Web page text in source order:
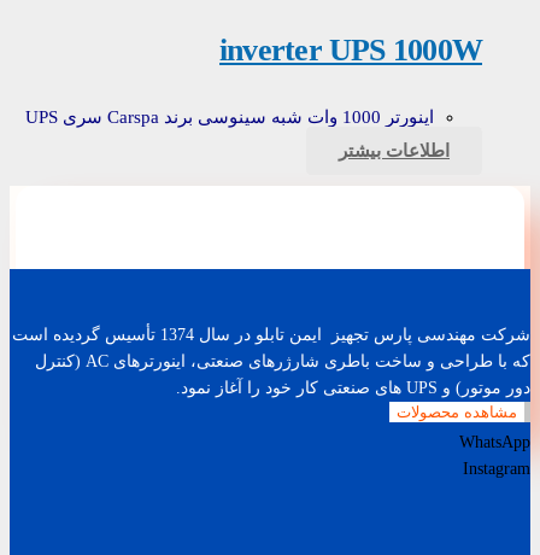
inverter UPS 1000W
اینورتر 1000 وات شبه سینوسی برند Carspa سری UPS
اطلاعات بیشتر
مشاهده محصولات
شرکت مهندسی پارس تجهیز ایمن تابلو در سال 1374 تأسیس گردیده است
که با طراحی و ساخت باطری شارژرهای صنعتی، اینورترهای AC (کنترل
دور موتور) و UPS های صنعتی کار خود را آغاز نمود.
WhatsApp
Instagram